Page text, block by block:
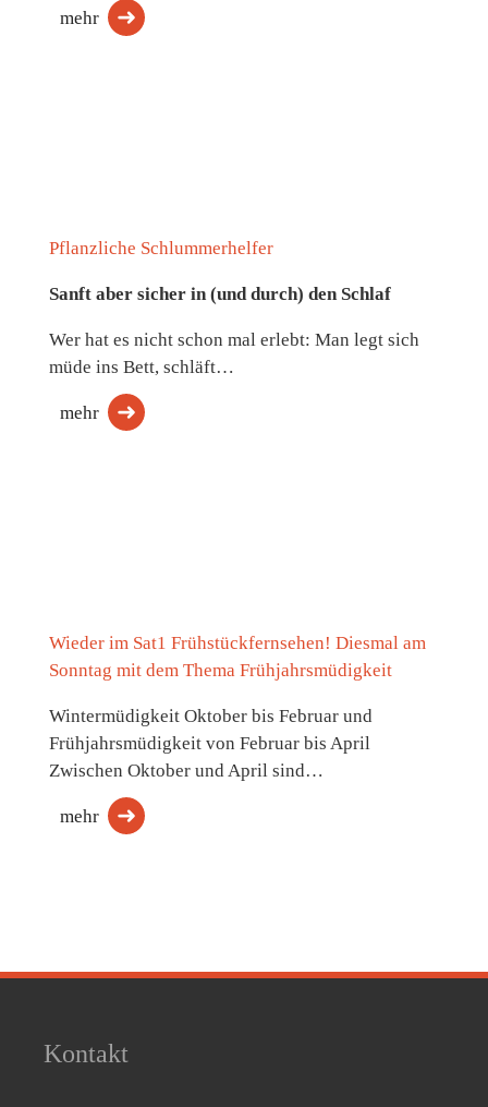
mehr
Pflanzliche Schlummerhelfer
Sanft aber sicher in (und durch) den Schlaf
Wer hat es nicht schon mal erlebt: Man legt sich
müde ins Bett, schläft…
mehr
Wieder im Sat1 Frühstückfernsehen! Diesmal am
Sonntag mit dem Thema Frühjahrsmüdigkeit
Wintermüdigkeit Oktober bis Februar und
Frühjahrsmüdigkeit von Februar bis April
Zwischen Oktober und April sind…
mehr
Kontakt